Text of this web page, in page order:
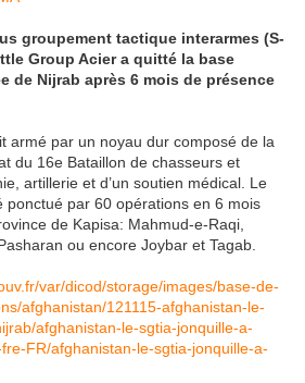
groupement tactique interarmes (S-
Group Acier a quitté la base
de Nijrab après 6 mois de présence
armé par un noyau dur composé de la
du 16e Bataillon de chasseurs et
artillerie et d’un soutien médical. Le
ponctué par 60 opérations en 6 mois
de Kapisa: Mahmud-e-Raqi,
ou encore Joybar et Tagab.